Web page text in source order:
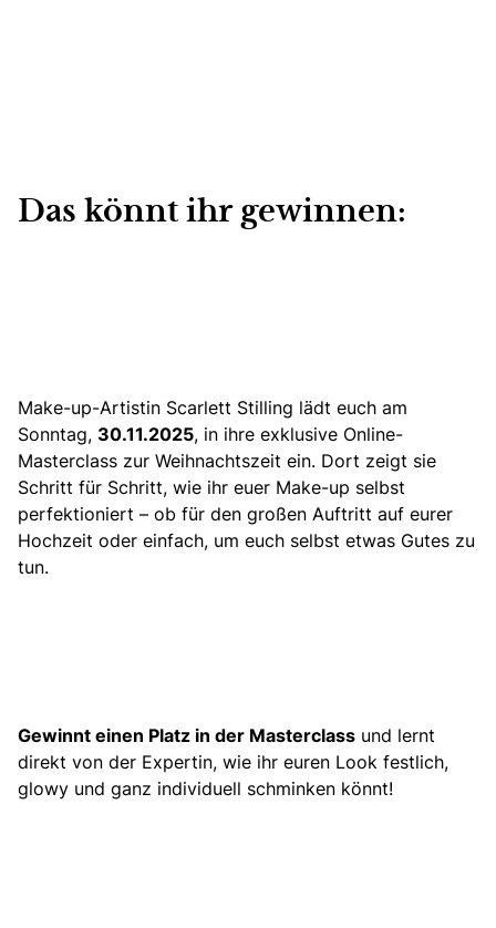
Das könnt ihr gewinnen:
Make-up-Artistin Scarlett Stilling lädt euch am
Sonntag, 30.11.2025, in ihre exklusive Online-
Masterclass zur Weihnachtszeit ein. Dort zeigt sie
Schritt für Schritt, wie ihr euer Make-up selbst
perfektioniert – ob für den großen Auftritt auf eurer
Hochzeit oder einfach, um euch selbst etwas Gutes zu
tun.
Gewinnt einen Platz in der Masterclass und lernt
direkt von der Expertin, wie ihr euren Look festlich,
glowy und ganz individuell schminken könnt!